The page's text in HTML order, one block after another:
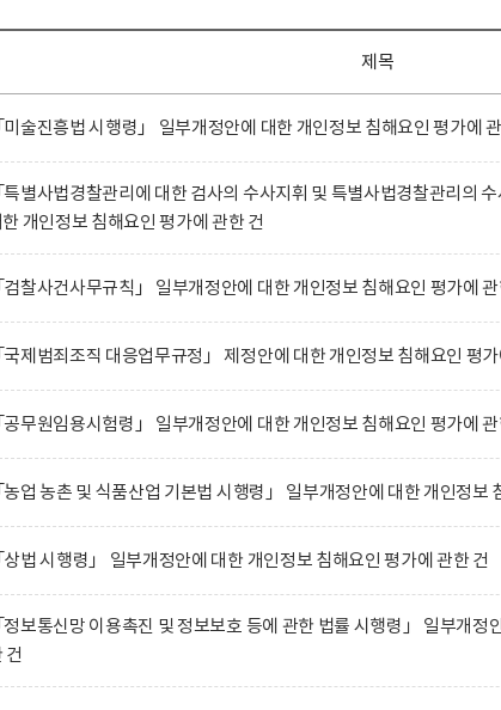
제목
미술진흥법 시행령」 일부개정안에 대한 개인정보 침해요인 평가에
특별사법경찰관리에 대한 검사의 수사지휘 및 특별사법경찰관리의
한 개인정보 침해요인 평가에 관한 건
검찰사건사무규칙」 일부개정안에 대한 개인정보 침해요인 평가에 관
국제범죄조직 대응업무규정」 제정안에 대한 개인정보 침해요인 평
공무원임용시험령」 일부개정안에 대한 개인정보 침해요인 평가에 관
농업 농촌 및 식품산업 기본법 시행령」 일부개정안에 대한 개인정보
상법 시행령」 일부개정안에 대한 개인정보 침해요인 평가에 관한 건
정보통신망 이용촉진 및 정보보호 등에 관한 법률 시행령」 일부개정
건